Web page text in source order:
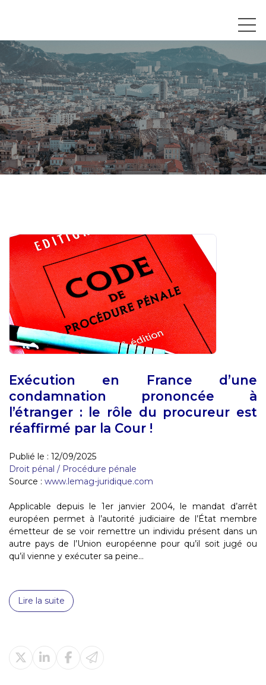
Exécution en France d’une
condamnation prononcée à
l’étranger : le rôle du procureur est
réaffirmé par la Cour !
Publié le : 12/09/2025
Droit pénal / Procédure pénale
Source : www.lemag-juridique.com
Applicable depuis le 1er janvier 2004, le mandat d’arrêt
européen permet à l’autorité judiciaire de l’État membre
émetteur de se voir remettre un individu présent dans un
autre pays de l’Union européenne pour qu’il soit jugé ou
qu’il vienne y exécuter sa peine...
Lire la suite